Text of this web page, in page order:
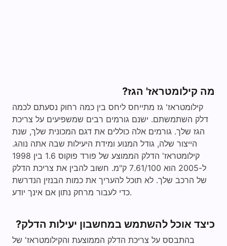
מה קילומטראז' הגז?
קילומטראז' גז מתייחס ליחס בין כמה רחוק נסעתם לכמה
דלק השתמשתם. ישנם גורמים רבים שמשפיעים על צריכת
הגז שלך. גורמים אלה כוללים את דגם המכונית שלך, שנת
הייצור שלה, גודל המנוע ומידת היעילות שבה אתה נוהג.
קילומטראז' הדלק הממוצע של פורד פוקוס 1.6 בין 1998
ל-2005 הוא 7.61/100 ק"מ. חשוב להבין את צריכת הדלק
של הרכב שלך. לא תוכל להעריך את כמות הבנזין הנדרשת
כדי לעבור מרחק נתון אם אינך יודע.
כיצד אוכל להשתמש במחשבון יעילות הדלק?
בהתבסס על צריכת הדלק הממוצעת והקילומטראז' של